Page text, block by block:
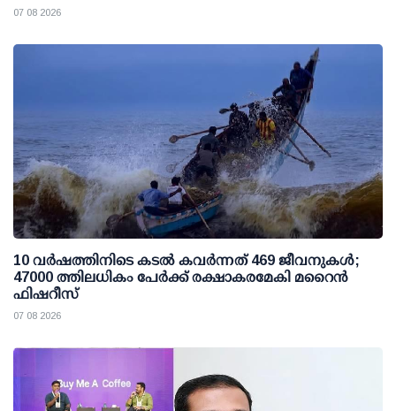
07 08 2026
10 വര്‍ഷത്തിനിടെ കടല്‍ കവര്‍ന്നത് 469 ജീവനുകള്‍;
47000 ത്തിലധികം പേര്‍ക്ക് രക്ഷാകരമേകി മറൈന്‍
ഫിഷറീസ്
07 08 2026